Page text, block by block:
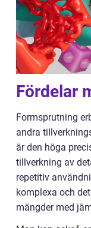
Fördelar
Formsprutning
andra
är den höga
tillverkning av
repetitiv
komplexa och
mängder med